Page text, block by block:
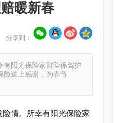
暖新春
分享到：
有阳光保险家财险保驾护
险送上感谢，为春节
情。所幸有阳光保险家